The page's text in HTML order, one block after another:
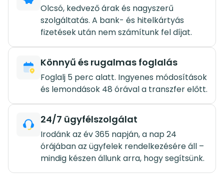
Olcsó, kedvező árak és nagyszerű
szolgáltatás. A bank- és hitelkártyás
fizetések után nem számítunk fel díjat.
Könnyű és rugalmas foglalás
Foglalj 5 perc alatt. Ingyenes módosítások
és lemondások 48 órával a transzfer előtt.
24/7 ügyfélszolgálat
Irodánk az év 365 napján, a nap 24
órájában az ügyfelek rendelkezésére áll –
mindig készen állunk arra, hogy segítsünk.